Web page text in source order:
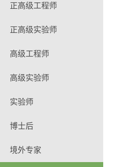
正高级工程师
正高级实验师
高级工程师
高级实验师
实验师
博士后
境外专家